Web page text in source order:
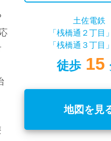
土佐電鉄
「桟橋通２丁目
「桟橋通３丁目
徒歩15
地図を見